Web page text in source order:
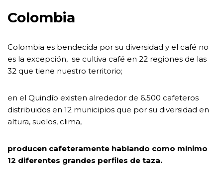
Colombia
Colombia es bendecida por su diversidad y el café no
es la excepción, se cultiva café en 22 regiones de las
32 que tiene nuestro territorio;
en el Quindío existen alrededor de 6.500 cafeteros
distribuidos en 12 municipios que por su diversidad en
altura, suelos, clima,
producen cafeteramente hablando como mínimo
12 diferentes grandes perfiles de taza.